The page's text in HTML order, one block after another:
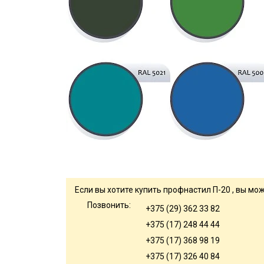
Если вы хотите купить профнастил П-20 , вы
Позвонить:
+375 (29) 362 33 82
+375 (17) 248 44 44
+375 (17) 368 98 19
+375 (17) 326 40 84